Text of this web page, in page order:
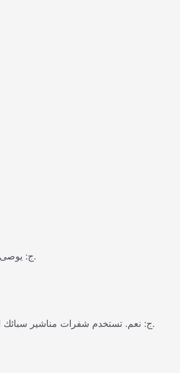
ج: يوصى بنموذج 455 القياسي للإنتاج بدفعات صغيرة ومتعددة المواصفات. نموذج 550 الحد الأدنى للبقايا مثالي للإنتاج الضخم على نطاق متوسط وكبير لتقليل هدر المواد.
ج: نعم. تستخدم شفرات مناشير سبائك الألمنيوم القياسية على الألمنيوم النقي / الألمنيوم الناعم. بالنسبة لسبائك الألمنيوم الصلبة، هناك حاجة إلى شفرات منشار كربيد أسمنتية خاصة ونظام تبريد معزز.